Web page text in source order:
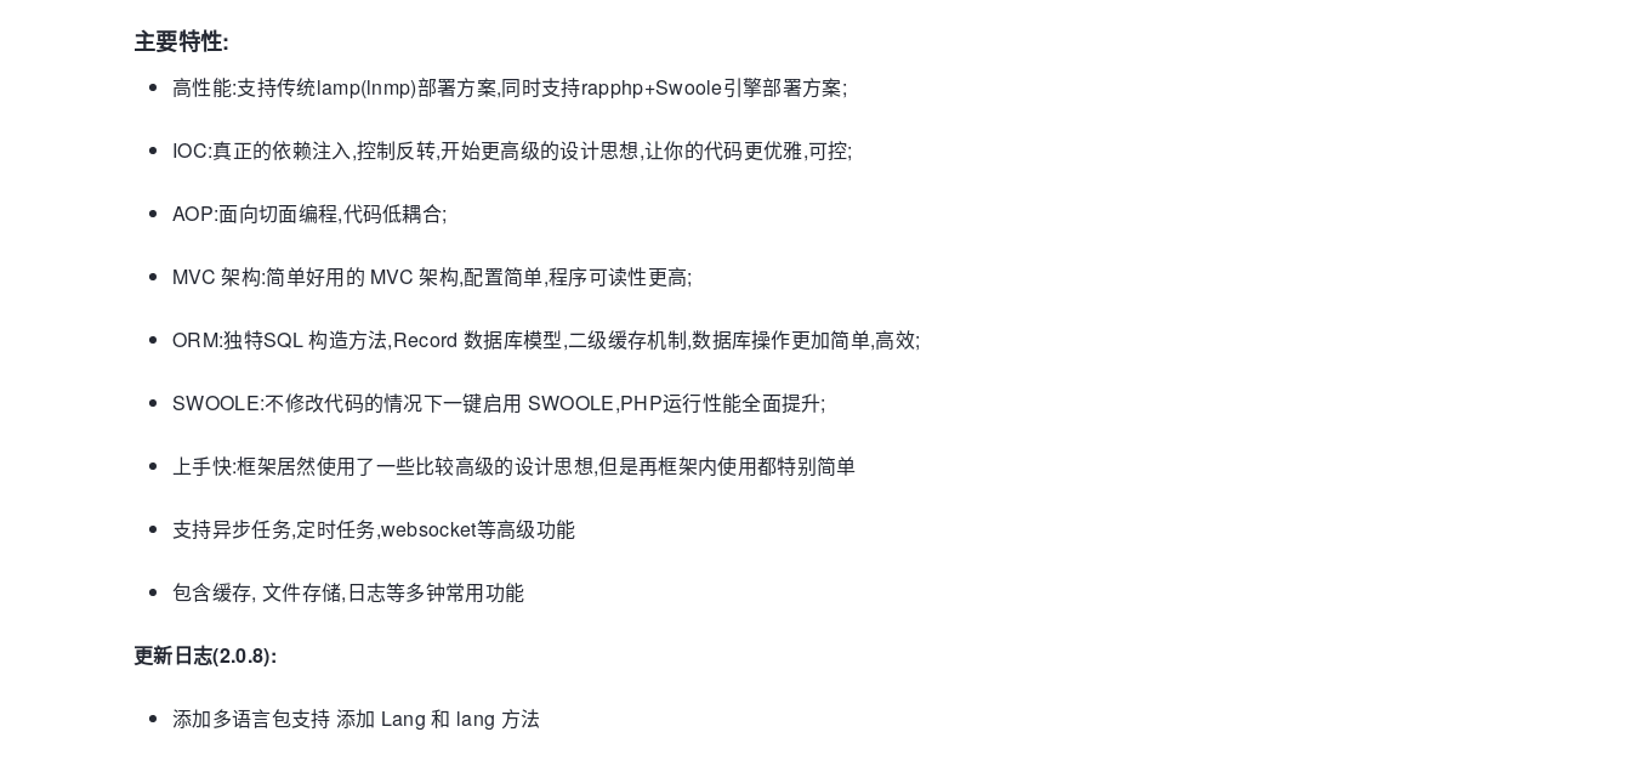
主要特性:
高性能:支持传统lamp(lnmp)部署方案,同时支持rapphp+Swoole引擎部署方案;
IOC:真正的依赖注入,控制反转,开始更高级的设计思想,让你的代码更优雅,可控;
AOP:面向切面编程,代码低耦合;
MVC 架构:简单好用的 MVC 架构,配置简单,程序可读性更高;
ORM:独特SQL 构造方法,Record 数据库模型,二级缓存机制,数据库操作更加简单,高效;
SWOOLE:不修改代码的情况下一键启用 SWOOLE,PHP运行性能全面提升;
上手快:框架居然使用了一些比较高级的设计思想,但是再框架内使用都特别简单
支持异步任务,定时任务,websocket等高级功能
包含缓存, 文件存储,日志等多钟常用功能
更新日志(2.0.8):
添加多语言包支持 添加 Lang 和 lang 方法